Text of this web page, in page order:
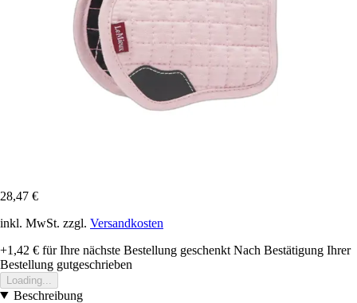
28,47 €
inkl. MwSt. zzgl. Versandkosten
+1,42 € für Ihre nächste Bestellung geschenkt Nach Bestätigung Ihrer
Bestellung gutgeschrieben
Loading...
Beschreibung